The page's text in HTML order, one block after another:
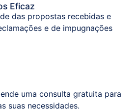
Eficaz
das propostas recebidas e
e de impugnações
uma consulta gratuita para
suas necessidades.